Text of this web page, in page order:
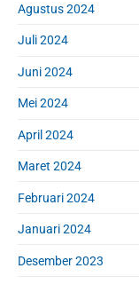
Agustus 2024
Juli 2024
Juni 2024
Mei 2024
April 2024
Maret 2024
Februari 2024
Januari 2024
Desember 2023